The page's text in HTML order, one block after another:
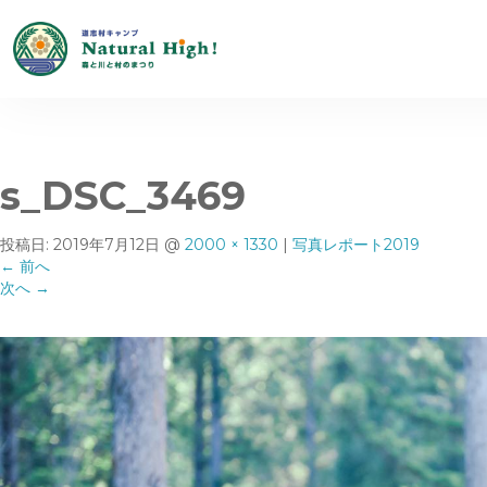
s_DSC_3469
投稿日: 2019年7月12日 @ 2000 × 1330 | 写真レポート2019
← 前へ
次へ →